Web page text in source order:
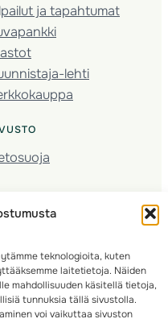
teknologioita, kuten
laitetietoja. Näiden
mahdollisuuden käsitellä tietoja,
tunnuksia tällä sivustolla.
voi vaikuttaa sivuston
ja tapahtumat
lehti